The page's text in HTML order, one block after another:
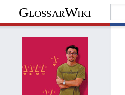
GlossarWiki